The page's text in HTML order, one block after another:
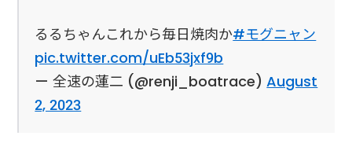
るるちゃんこれから毎日焼肉か#モグニャン
pic.twitter.com/uEb53jxf9b
— 全速の蓮二 (@renji_boatrace)August
2, 2023